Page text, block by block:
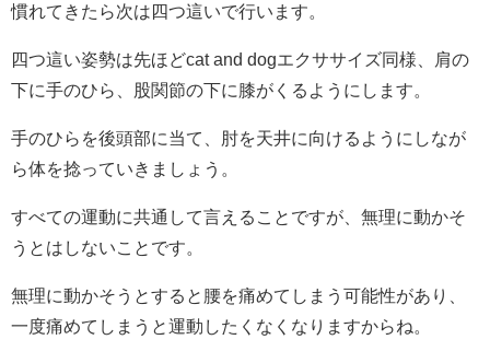
慣れてきたら次は四つ這いで行います。
四つ這い姿勢は先ほどcat and dogエクササイズ同様、肩の
下に手のひら、股関節の下に膝がくるようにします。
手のひらを後頭部に当て、肘を天井に向けるようにしなが
ら体を捻っていきましょう。
すべての運動に共通して言えることですが、無理に動かそ
うとはしないことです。
無理に動かそうとすると腰を痛めてしまう可能性があり、
一度痛めてしまうと運動したくなくなりますからね。